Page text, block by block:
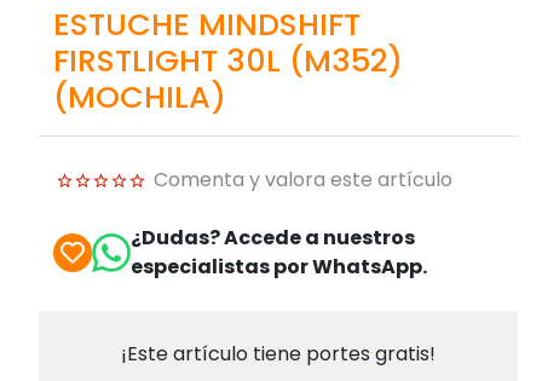
ESTUCHE MINDSHIFT
FIRSTLIGHT 30L (M352)
(MOCHILA)
Comenta y valora este artículo
¿Dudas? Accede a nuestros
especialistas por WhatsApp.
¡Este artículo tiene portes gratis!